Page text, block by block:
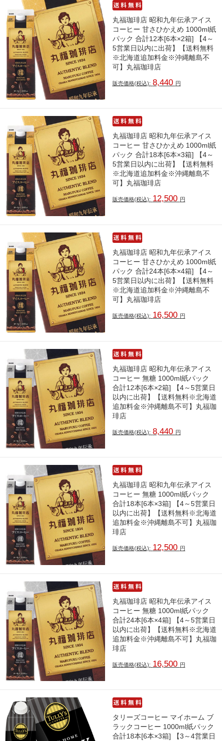
丸福珈琲店 昭和九年伝承アイス
コーヒー 甘さひかえめ 1000ml紙
パック 合計12本[6本×2箱] 【4～
5営業日以内に出荷】【送料無料
※北海道追加料金※沖縄離島不
可】丸福珈琲店
販売価格(税込): 8,440 円
丸福珈琲店 昭和九年伝承アイス
コーヒー 甘さひかえめ 1000ml紙
パック 合計18本[6本×3箱] 【4～
5営業日以内に出荷】【送料無料
※北海道追加料金※沖縄離島不
可】丸福珈琲店
販売価格(税込): 12,500 円
丸福珈琲店 昭和九年伝承アイス
コーヒー 甘さひかえめ 1000ml紙
パック 合計24本[6本×4箱] 【4～
5営業日以内に出荷】【送料無料
※北海道追加料金※沖縄離島不
可】丸福珈琲店
販売価格(税込): 16,500 円
丸福珈琲店 昭和九年伝承アイス
コーヒー 無糖 1000ml紙パック
合計12本[6本×2箱] 【4～5営業日
以内に出荷】【送料無料※北海道
追加料金※沖縄離島不可】丸福珈
琲店
販売価格(税込): 8,440 円
丸福珈琲店 昭和九年伝承アイス
コーヒー 無糖 1000ml紙パック
合計18本[6本×3箱] 【4～5営業日
以内に出荷】【送料無料※北海道
追加料金※沖縄離島不可】丸福珈
琲店
販売価格(税込): 12,500 円
丸福珈琲店 昭和九年伝承アイス
コーヒー 無糖 1000ml紙パック
合計24本[6本×4箱] 【4～5営業日
以内に出荷】【送料無料※北海道
追加料金※沖縄離島不可】丸福珈
琲店
販売価格(税込): 16,500 円
タリーズコーヒー マイホーム ブ
ラックコーヒー 1000ml紙パック
合計18本[6本×3箱] 【3～4営業日